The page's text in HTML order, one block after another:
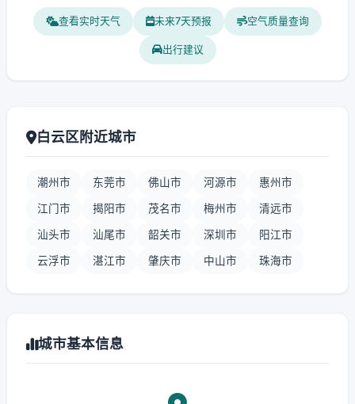
查看实时天气 未来7天预报 空气质量查询
出行建议
白云区附近城市
潮州市 东莞市 佛山市 河源市 惠州市
江门市 揭阳市 茂名市 梅州市 清远市
汕头市 汕尾市 韶关市 深圳市 阳江市
云浮市 湛江市 肇庆市 中山市 珠海市
城市基本信息